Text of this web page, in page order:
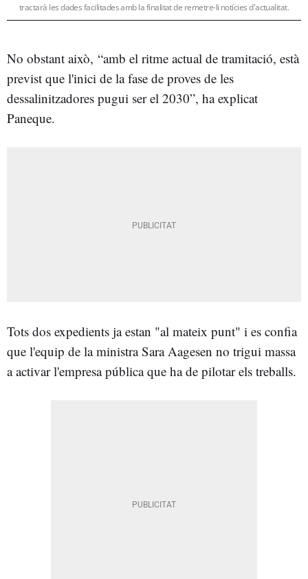
tractarà les dades facilitades amb la finalitat de remetre-li notícies d'actualitat.
No obstant això, “amb el ritme actual de tramitació, està
previst que l'inici de la fase de proves de les
dessalinitzadores pugui ser el 2030”, ha explicat
Paneque.
Tots dos expedients ja estan "al mateix punt" i es confia
que l'equip de la ministra Sara Aagesen no trigui massa
a activar l'empresa pública que ha de pilotar els treballs.